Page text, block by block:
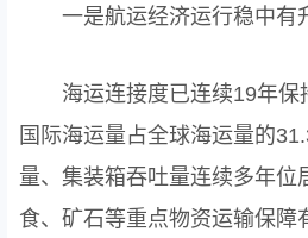
一是航运经济运行稳中有
海运连接度已连续19年保
国际海运量占全球海运量的
量、集装箱吞吐量连续多年位
食、矿石等重点物资运输保障